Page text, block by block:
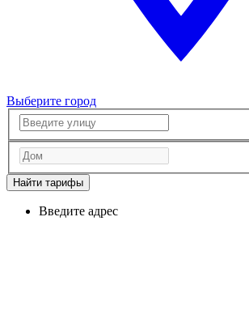
Выберите город
Найти тарифы
Введите адрес